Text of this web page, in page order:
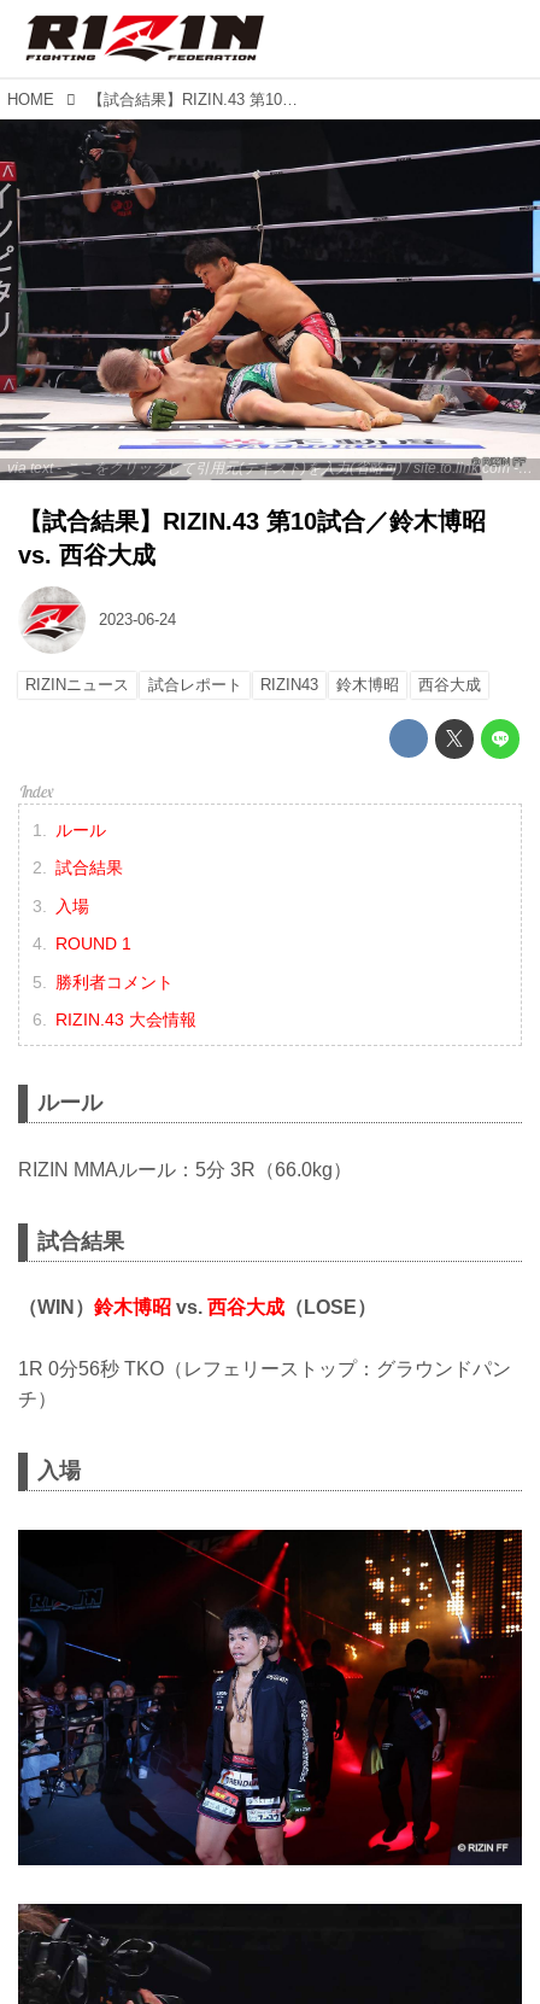
HOME 【試合結果】RIZIN.43 第10試合／鈴木博昭 vs. 西谷大成
via text - ここをクリックして引用元(テキスト)を入力(省略可) / site.to.link.com - ここをクリックして引用元を入力(省略可)
【試合結果】RIZIN.43 第10試合／鈴木博昭
vs. 西谷大成
2023-06-24
RIZINニュース 試合レポート RIZIN43 鈴木博昭 西谷大成
ルール
試合結果
入場
ROUND 1
勝利者コメント
RIZIN.43 大会情報
ルール
RIZIN MMAルール：5分 3R（66.0kg）
試合結果
（WIN） 鈴木博昭 vs. 西谷大成 （LOSE）
1R 0分56秒 TKO（レフェリーストップ：グラウンドパン
チ）
入場